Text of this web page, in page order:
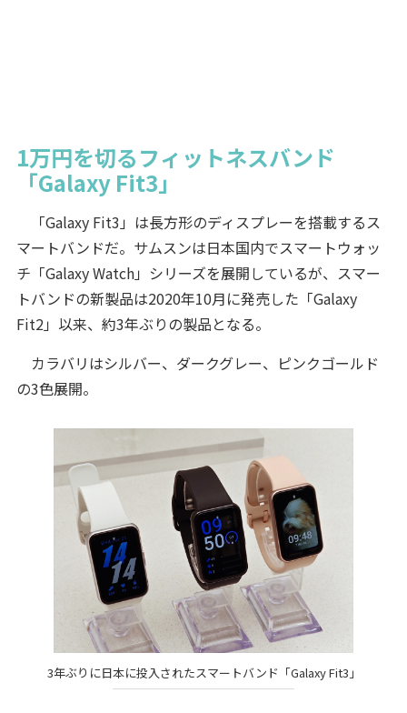
1万円を切るフィットネスバンド
「Galaxy Fit3」
「Galaxy Fit3」は長方形のディスプレーを搭載するス
マートバンドだ。サムスンは日本国内でスマートウォッ
チ「Galaxy Watch」シリーズを展開しているが、スマー
トバンドの新製品は2020年10月に発売した「Galaxy
Fit2」以来、約3年ぶりの製品となる。
カラバリはシルバー、ダークグレー、ピンクゴールド
の3色展開。
3年ぶりに日本に投入されたスマートバンド「Galaxy Fit3」